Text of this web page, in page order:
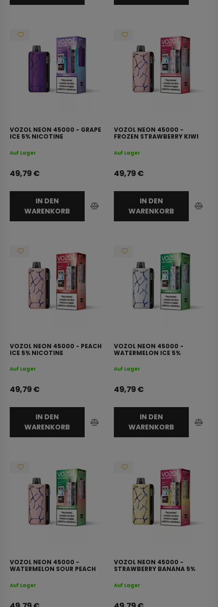
VOZOL NEON 45000 - GRAPE
ICE 5% NICOTINE
Auf Lager
49,79€
IN DEN
WARENKORB
VOZOL NEON 45000 -
FROZEN STRAWBERRY KIWI
Auf Lager
49,79€
IN DEN
WARENKORB
VOZOL NEON 45000 - PEACH
ICE 5% NICOTINE
Auf Lager
49,79€
IN DEN
WARENKORB
VOZOL NEON 45000 -
WATERMELON ICE 5%
Auf Lager
49,79€
IN DEN
WARENKORB
VOZOL NEON 45000 -
WATERMELON SOUR PEACH
Auf Lager
VOZOL NEON 45000 -
STRAWBERRY BANANA 5%
Auf Lager